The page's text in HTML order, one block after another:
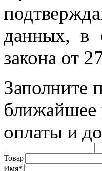
данных, в
закона от
Заполните
ближайшее
оплаты и
Товар
Имя*